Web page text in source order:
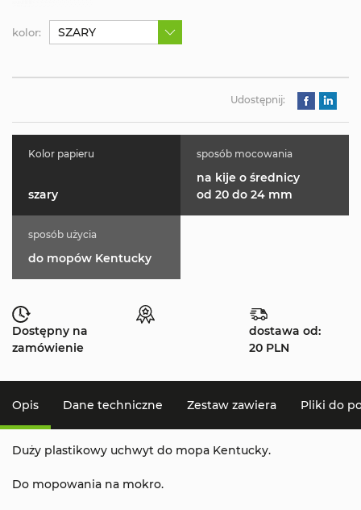
kolor: SZARY
Udostępnij:
Kolor papieru
szary
sposób mocowania
na kije o średnicy
od 20 do 24 mm
sposób użycia
do mopów Kentucky
Dostępny na
zamówienie
dostawa od:
20 PLN
Opis Dane techniczne Zestaw zawiera Pliki do
Duży plastikowy uchwyt do mopa Kentucky.
Do mopowania na mokro.